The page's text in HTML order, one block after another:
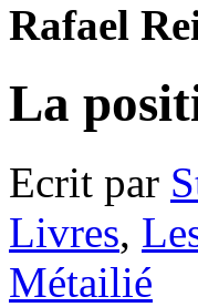
Rafael
La
Ecrit par
Livres,
Métailié